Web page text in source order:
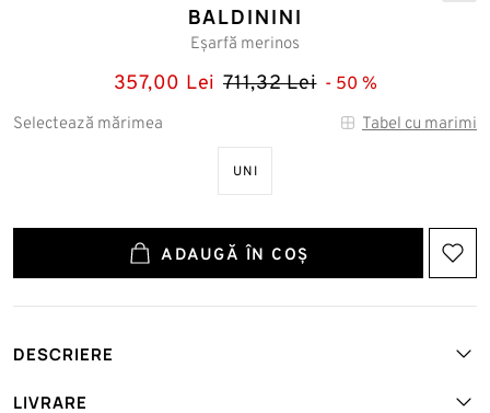
BALDININI
Eșarfă merinos
357,00 Lei 711,32 Lei 50
Selectează mărimea Tabel cu marimi
UNI
ADAUGĂ ÎN COȘ
DESCRIERE
Art. №: BALD-S3A002NGTEX-M-APP-NERO
LIVRARE